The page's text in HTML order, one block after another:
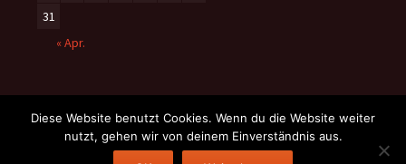
31
« Apr.
Diese Website benutzt Cookies. Wenn du die Website weiter
nutzt, gehen wir von deinem Einverständnis aus.